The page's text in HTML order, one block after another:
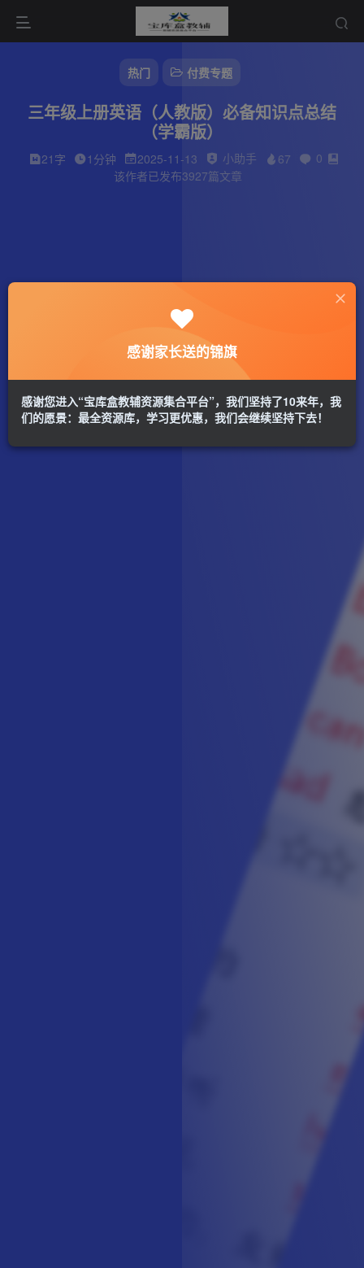
热门 付费专题
三年级上册英语（人教版）必备知识点总结
（学霸版）
21字 1分钟 2025-11-13 小助手 67
0
该作者已发布3927篇文章
感谢家长送的锦旗
感谢您进入“宝库盒教辅资源集合平台”，我们坚持了10来年，我
们的愿景：最全资源库，学习更优惠，我们会继续坚持下去！